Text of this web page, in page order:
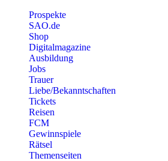
Prospekte
SAO.de
Shop
Digitalmagazine
Ausbildung
Jobs
Trauer
Liebe/Bekanntschaften
Tickets
Reisen
FCM
Gewinnspiele
Rätsel
Themenseiten